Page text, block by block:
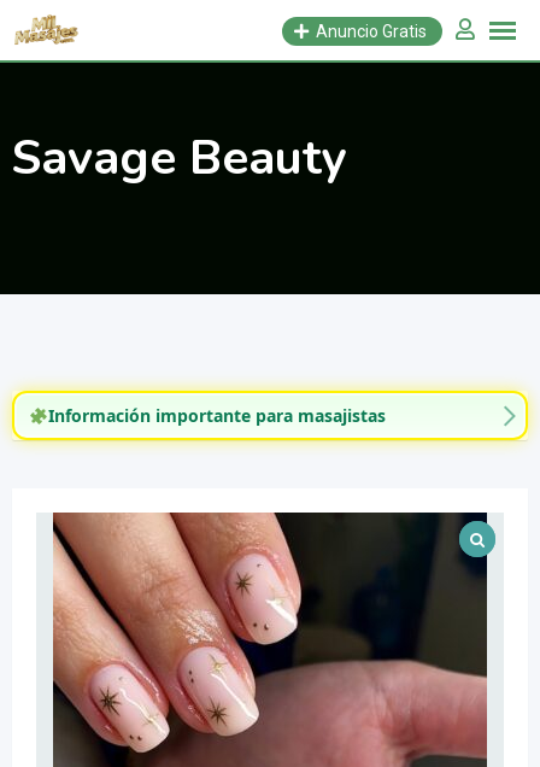
Saltar
Anuncio Gratis
Savage Beauty
Información importante para masajistas